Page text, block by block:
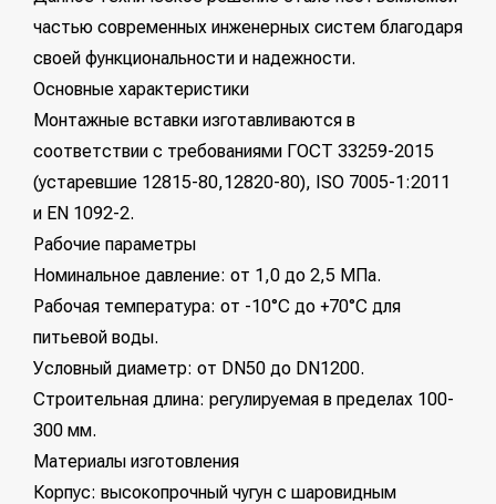
частью современных инженерных систем благодаря
своей функциональности и надежности.
Основные характеристики
Монтажные вставки изготавливаются в
соответствии с требованиями ГОСТ 33259-2015
(устаревшие 12815-80,12820-80), ISO 7005-1:2011
и EN 1092-2.
Рабочие параметры
Номинальное давление: от 1,0 до 2,5 МПа.
Рабочая температура: от -10°C до +70°C для
питьевой воды.
Условный диаметр: от DN50 до DN1200.
Строительная длина: регулируемая в пределах 100-
300 мм.
Материалы изготовления
Корпус: высокопрочный чугун с шаровидным